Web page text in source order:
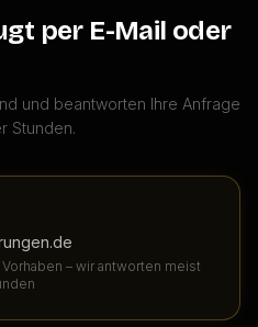
per E-Mail oder
und beantworten Ihre Anfrage
Stunden.
– wir antworten meist